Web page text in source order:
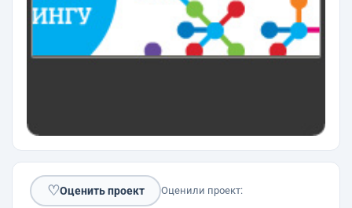
♡Оценить проект Оценили проект: